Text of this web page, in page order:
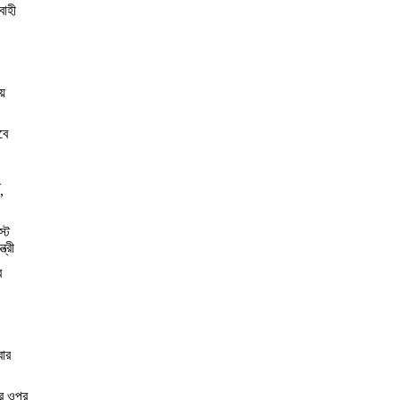
ওপর